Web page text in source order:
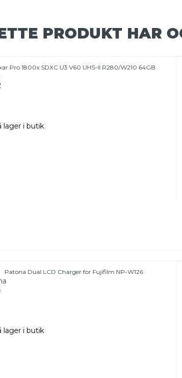
PRODUKT HAR
Pro 1800x SDXC U3 V60 UHS-II R280/W210 64GB
lager i butik
Patona Dual LCD Charger for Fujifilm NP-W126
lager i butik